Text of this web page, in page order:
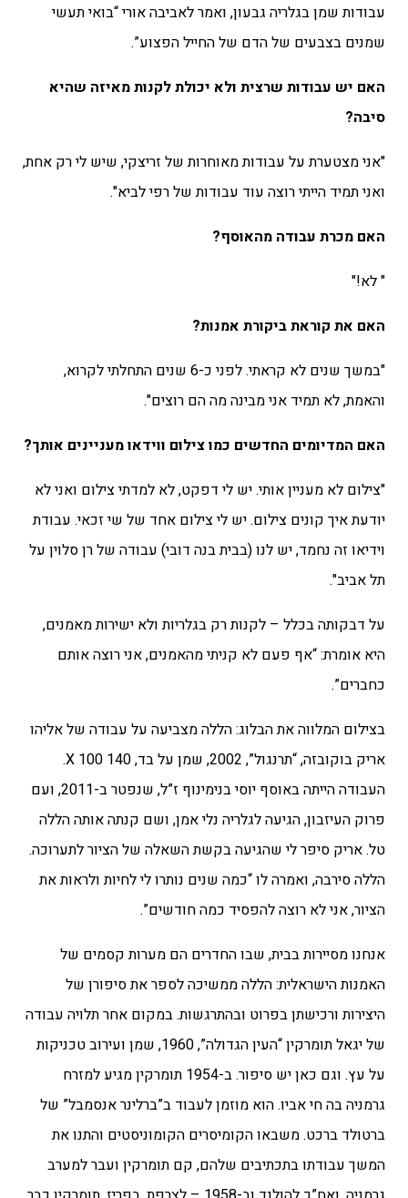
עבודות שמן בגלריה גבעון, ואמר לאביבה אורי “בואי תעשי
שמנים בצבעים של הדם של החייל הפצוע”.
האם יש עבודות שרצית ולא יכולת לקנות מאיזה שהיא
סיבה?
"אני מצטערת על עבודות מאוחרות של זריצקי, שיש לי רק אחת,
ואני תמיד הייתי רוצה עוד עבודות של רפי לביא".
האם מכרת עבודה מהאוסף?
" לא!"
האם את קוראת ביקורת אמנות?
"במשך שנים לא קראתי. לפני כ-6 שנים התחלתי לקרוא,
והאמת, לא תמיד אני מבינה מה הם רוצים".
האם המדיומים החדשים כמו צילום ווידאו מעניינים אותך?
"צילום לא מעניין אותי. יש לי דפקט, לא למדתי צילום ואני לא
יודעת איך קונים צילום. יש לי צילום אחד של שי זכאי. עבודת
וידיאו זה נחמד, יש לנו (בבית בנה דובי) עבודה של רן סלוין על
תל אביב".
על דבקותה בכלל – לקנות רק בגלריות ולא ישירות מאמנים,
היא אומרת: “אף פעם לא קניתי מהאמנים, אני רוצה אותם
כחברים”.
בצילום המלווה את הבלוג: הללה מצביעה על עבודה של אליהו
אריק בוקובזה, “תרנגול”, 2002, שמן על בד, 140 X 100.
העבודה הייתה באוסף יוסי בנימינוף ז”ל, שנפטר ב-2011, ועם
פרוק העיזבון, הגיעה לגלריה נלי אמן, ושם קנתה אותה הללה
טל. אריק סיפר לי שהגיעה בקשת השאלה של הציור לתערוכה.
הללה סירבה, ואמרה לו “כמה שנים נותרו לי לחיות ולראות את
הציור, אני לא רוצה להפסיד כמה חודשים”.
אנחנו מסיירות בבית, שבו החדרים הם מערות קסמים של
האמנות הישראלית: הללה ממשיכה לספר את סיפורן של
היצירות ורכישתן בפרוט ובהתרגשות. במקום אחר תלויה עבודה
של יגאל תומרקין “העין הגדולה”, 1960, שמן ועירוב טכניקות
על עץ. וגם כאן יש סיפור. ב-1954 תומרקין מגיע למזרח
גרמניה בה חי אביו. הוא מוזמן לעבוד ב”ברלינר אנסמבל” של
ברטולד ברכט. משבאו הקומיסרים הקומוניסטים והתנו את
המשך עבודתו בתכתיבים שלהם, קם תומרקין ועבר למערב